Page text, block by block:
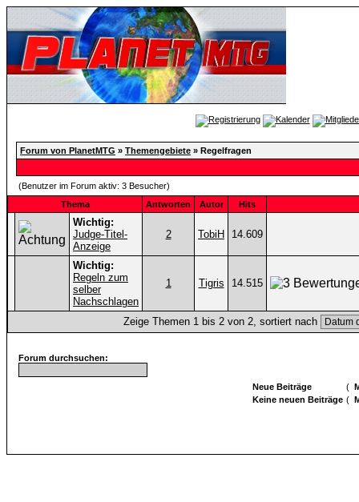
Forum von PlanetMTG » Themengebiete » Regelfragen
(Benutzer im Forum aktiv: 3 Besucher)
Thema
Antworten Autor Hits
Wichtig:
Judge-Titel-
Anzeige
2 TobiH 14.609
Wichtig:
Regeln zum
selber
Nachschlagen
1 Tigris 14.515
Zeige Themen 1 bis 2 von 2, sortiert nach
Forum durchsuchen:
Neue Beiträge (
Keine neuen Beiträge (